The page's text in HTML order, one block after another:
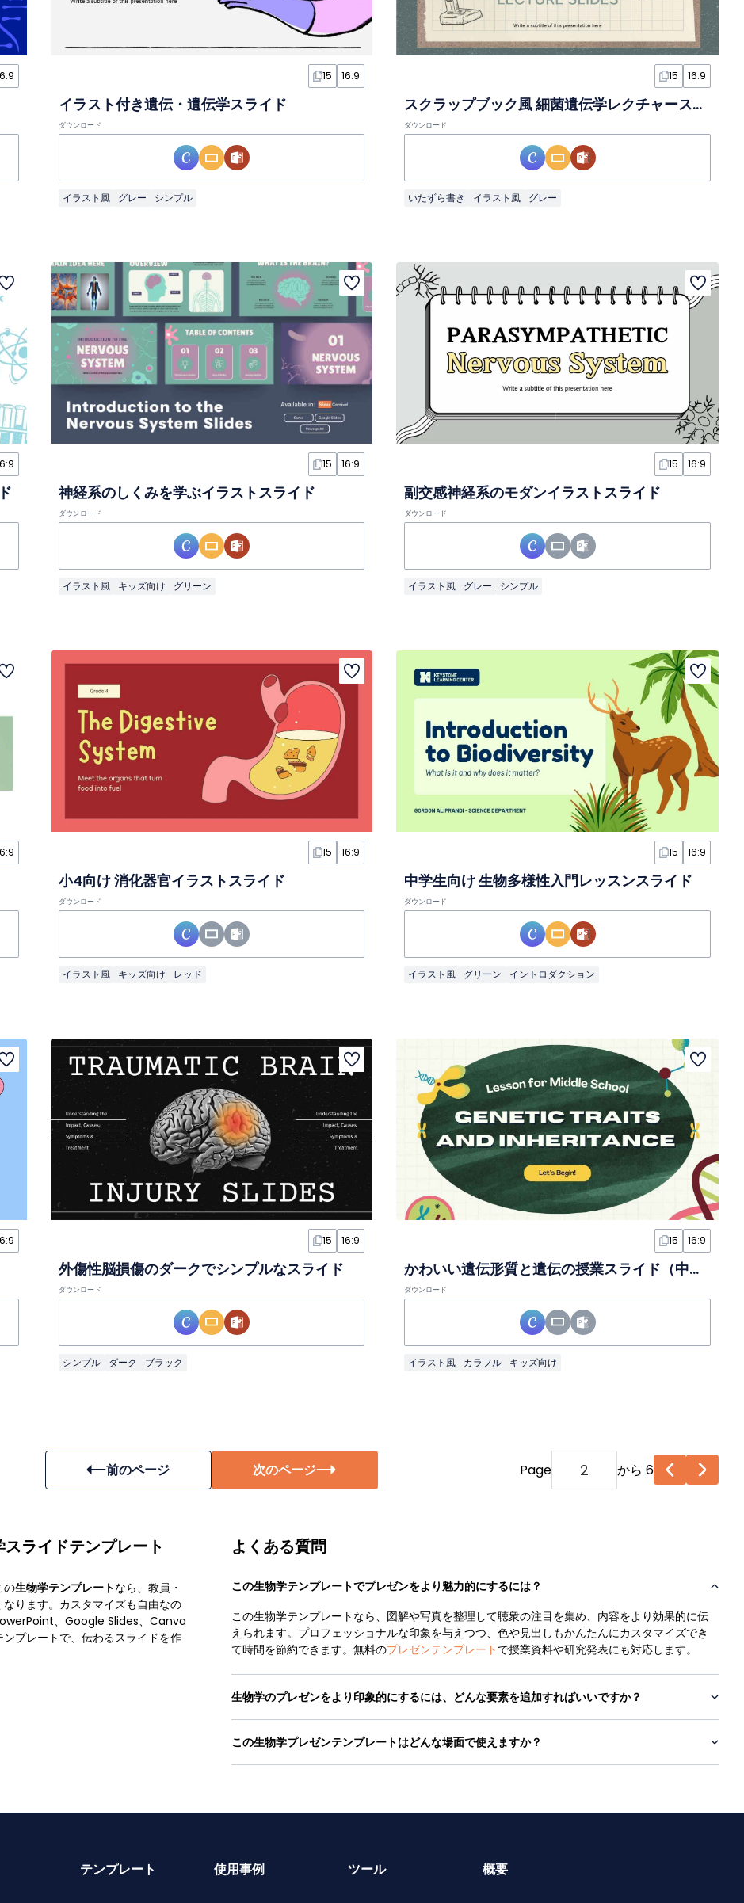
15 16:9
イラスト付き遺伝・遺伝学スライド
ダウンロード
イラスト風 グレー シンプル
15 16:9
スクラップブック風 細菌遺伝学レクチャースライド
ダウンロード
いたずら書き イラスト風 グレー
15 16:9
神経系のしくみを学ぶイラストスライド
ダウンロード
イラスト風 キッズ向け グリーン
15 16:9
副交感神経系のモダンイラストスライド
ダウンロード
イラスト風 グレー シンプル
15 16:9
小4向け 消化器官イラストスライド
ダウンロード
イラスト風 キッズ向け レッド
15 16:9
中学生向け 生物多様性入門レッスンスライド
ダウンロード
イラスト風 グリーン イントロダクション
15 16:9
外傷性脳損傷のダークでシンプルなスライド
ダウンロード
シンプル ダーク ブラック
15 16:9
かわいい遺伝形質と遺伝の授業スライド（中学生向け）
ダウンロード
イラスト風 カラフル キッズ向け
前のページ 次のページ Page から 6
ライドテンプレート
の生物学テンプレートなら、教員・
ります。カスタマイズも自由なの
、Google Slides、Canva
プレートで、伝わるスライドを作
よくある質問
この生物学テンプレートでプレゼンをより魅力的にするには？
この生物学テンプレートなら、図解や写真を整理して聴衆の注目を集め、内容をより効果的に伝
えられます。プロフェッショナルな印象を与えつつ、色や見出しもかんたんにカスタマイズでき
て時間を節約できます。無料のプレゼンテンプレート で授業資料や研究発表にも対応します。
生物学のプレゼンをより印象的にするには、どんな要素を追加すればいいですか？
この生物学プレゼンテンプレートはどんな場面で使えますか？
テンプレート 使用事例 ツール 概要